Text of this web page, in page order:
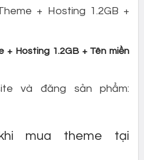
+ Hosting 1.2GB +
+ Hosting 1.2GB + Tên miền
và đăng sản phẩm:
mua theme tại